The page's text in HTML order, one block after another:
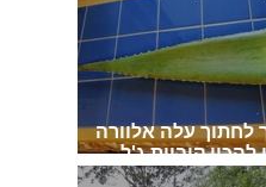
לחתוך עלה אלוורה
להכין קוביות ג'ל
לשתייה